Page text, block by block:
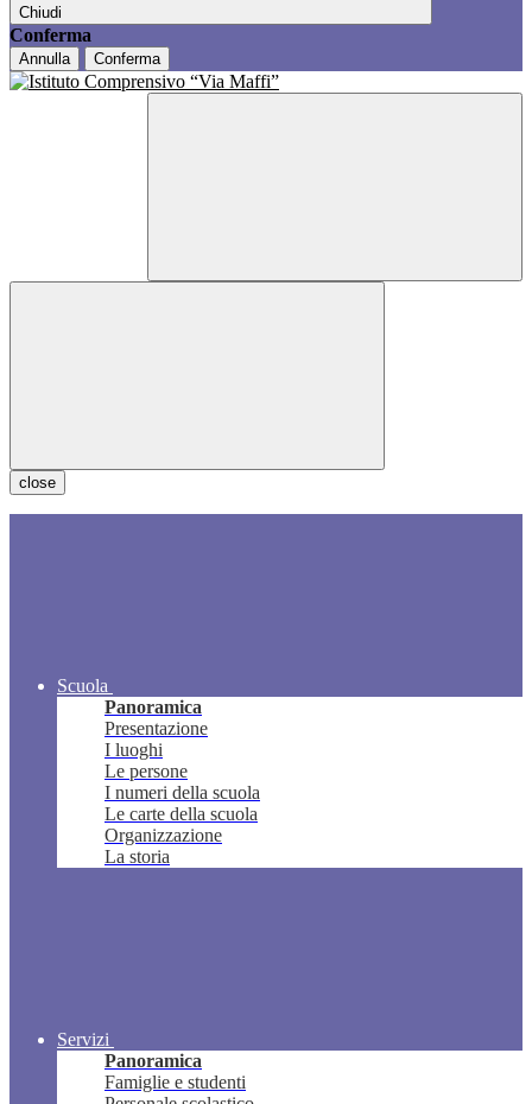
Chiudi
Conferma
Annulla Conferma
close
Scuola
Panoramica
Presentazione
I luoghi
Le persone
I numeri della scuola
Le carte della scuola
Organizzazione
La storia
Servizi
Panoramica
Famiglie e studenti